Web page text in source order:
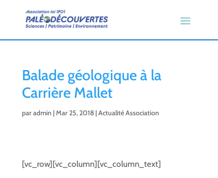
Balade géologique à la
Carrière Mallet
paradmin |Mar 25, 2018|Actualité Association
[vc_row][vc_column][vc_column_text]